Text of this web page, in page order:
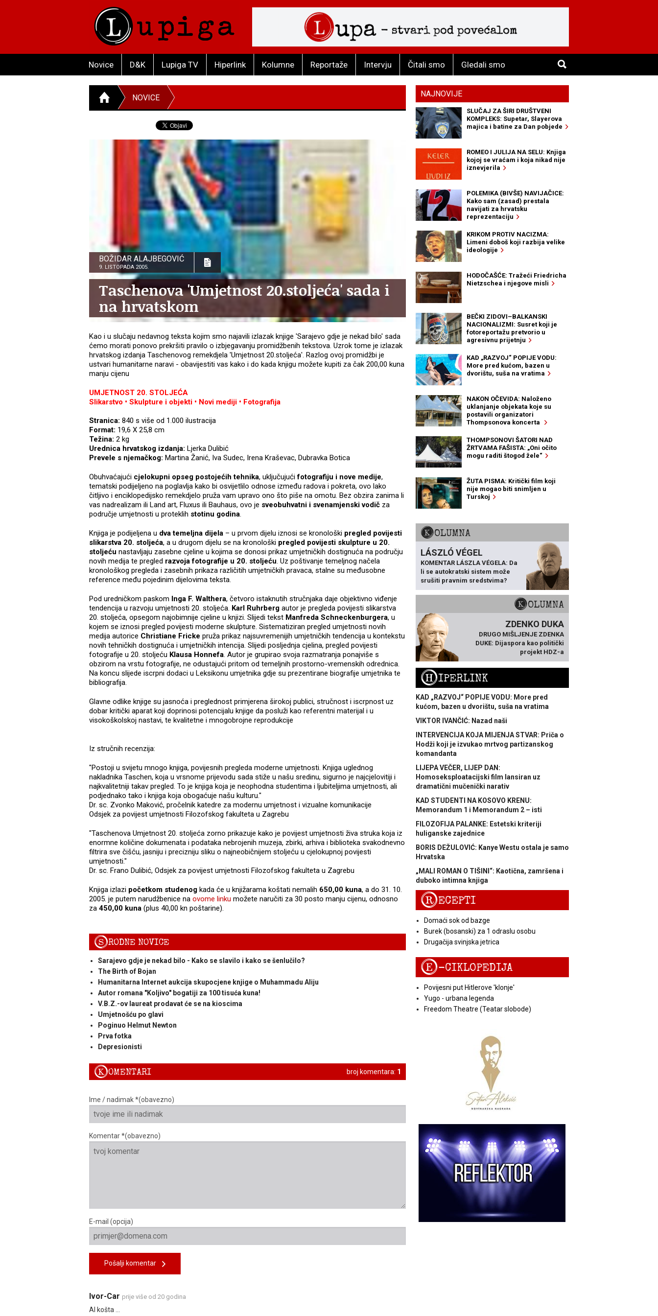
Novice D&K Lupiga TV Hiperlink Kolumne Reportaže Intervju Čitali smo Gledali smo
NOVICE
BOŽIDAR ALAJBEGOVIĆ
9. LISTOPADA 2005.
Taschenova 'Umjetnost 20.stoljeća' sada i
na hrvatskom
Kao i u slučaju nedavnog teksta kojim smo najavili izlazak knjige 'Sarajevo gdje je nekad bilo' sada
ćemo morati ponovo prekršiti pravilo o izbjegavanju promidžbenih tekstova. Uzrok tome je izlazak
hrvatskog izdanja Taschenovog remekdjela 'Umjetnost 20.stoljeća'. Razlog ovoj promidžbi je
ustvari humanitarne naravi - obavijestiti vas kako i do kada knjigu možete kupiti za čak 200,00 kuna
manju cijenu
UMJETNOST 20. STOLJEĆA
Slikarstvo • Skulpture i objekti • Novi mediji • Fotografija
Stranica: 840 s više od 1.000 ilustracija
Format: 19,6 X 25,8 cm
Težina: 2 kg
Urednica hrvatskog izdanja: Ljerka Dulibić
Prevele s njemačkog: Martina Žanić, Iva Sudec, Irena Kraševac, Dubravka Botica
Obuhvaćajući cjelokupni opseg postojećih tehnika, uključujućifotografiju i nove medije,
tematski podijeljeno na poglavlja kako bi osvijetlilo odnose između radova i pokreta, ovo lako
čitljivo i enciklopedijsko remekdjelo pruža vam upravo ono što piše na omotu. Bez obzira zanima li
vas nadrealizam ili Land art, Fluxus ili Bauhaus, ovo je sveobuhvatni i svenamjenski vodič za
područje umjetnosti u proteklih stotinu godina.
Knjiga je podijeljena u dva temeljna dijela – u prvom dijelu iznosi se kronološki pregled povijesti
slikarstva 20. stoljeća, a u drugom dijelu se na kronološki pregled povijesti skulpture u 20.
stoljeću nastavljaju zasebne cjeline u kojima se donosi prikaz umjetničkih dostignuća na području
novih medija te pregled razvoja fotografije u 20. stoljeću. Uz poštivanje temeljnog načela
kronološkog pregleda i zasebnih prikaza različitih umjetničkih pravaca, stalne su međusobne
reference među pojedinim dijelovima teksta.
Pod uredničkom paskom Inga F. Walthera, četvoro istaknutih stručnjaka daje objektivno viđenje
tendencija u razvoju umjetnosti 20. stoljeća. Karl Ruhrberg autor je pregleda povijesti slikarstva
20. stoljeća, opsegom najobimnije cjeline u knjizi. Slijedi tekst Manfreda Schneckenburgera, u
kojem se iznosi pregled povijesti moderne skulpture. Sistematiziran pregled umjetnosti novih
medija autorice Christiane Fricke pruža prikaz najsuvremenijih umjetničkih tendencija u kontekstu
novih tehničkih dostignuća i umjetničkih intencija. Slijedi posljednja cjelina, pregled povijesti
fotografije u 20. stoljeću Klausa Honnefa. Autor je grupirao svoja razmatranja ponajviše s
obzirom na vrstu fotografije, ne odustajući pritom od temeljnih prostorno-vremenskih odrednica.
Na koncu slijede iscrpni dodaci u Leksikonu umjetnika gdje su prezentirane biografije umjetnika te
bibliografija.
Glavne odlike knjige su jasnoća i preglednost primjerena širokoj publici, stručnost i iscrpnost uz
dobar kritički aparat koji doprinosi potencijalu knjige da posluži kao referentni materijal i u
visokoškolskoj nastavi, te kvalitetne i mnogobrojne reprodukcije
Iz stručnih recenzija:
"Postoji u svijetu mnogo knjiga, povijesnih pregleda moderne umjetnosti. Knjiga uglednog
nakladnika Taschen, koja u vrsnome prijevodu sada stiže u našu sredinu, sigurno je najcjelovitiji i
najkvalitetniji takav pregled. To je knjiga koja je neophodna studentima i ljubiteljima umjetnosti, ali
podjednako tako i knjiga koja obogaćuje našu kulturu."
Dr. sc. Zvonko Maković, pročelnik katedre za modernu umjetnost i vizualne komunikacije
Odsjek za povijest umjetnosti Filozofskog fakulteta u Zagrebu
"Taschenova Umjetnost 20. stoljeća zorno prikazuje kako je povijest umjetnosti živa struka koja iz
enormne količine dokumenata i podataka nebrojenih muzeja, zbirki, arhiva i biblioteka svakodnevno
filtrira sve čišću, jasniju i precizniju sliku o najneobičnijem stoljeću u cjelokupnoj povijesti
umjetnosti."
Dr. sc. Frano Dulibić, Odsjek za povijest umjetnosti Filozofskog fakulteta u Zagrebu
Knjiga izlazi početkom studenog kada će u knjižarama koštati nemalih 650,00 kuna, a do 31. 10.
2005. je putem narudžbenice na ovome linku možete naručiti za 30 posto manju cijenu, odnosno
za 450,00 kuna (plus 40,00 kn poštarine).
SRODNE NOVICE
Sarajevo gdje je nekad bilo - Kako se slavilo i kako se šenlučilo?
The Birth of Bojan
Humanitarna Internet aukcija skupocjene knjige o Muhammadu Aliju
Autor romana "Koljivo" bogatiji za 100 tisuća kuna!
V.B.Z.-ov laureat prodavat će se na kioscima
Umjetnošću po glavi
Poginuo Helmut Newton
Prva fotka
Depresionisti
broj komentara: 1
KOMENTARI
Ime / nadimak *(obavezno)
Komentar *(obavezno)
E-mail (opcija)
Pošalji komentar
Ivor-Car prije više od 20 godina
Al košta ...
NAJNOVIJE
SLUČAJ ZA ŠIRI DRUŠTVENI
KOMPLEKS: Supetar, Slayerova
majica i batine za Dan pobjede
ROMEO I JULIJA NA SELU: Knjiga
kojoj se vraćam i koja nikad nije
iznevjerila
POLEMIKA (BIVŠE) NAVIJAČICE:
Kako sam (zasad) prestala
navijati za hrvatsku
reprezentaciju
KRIKOM PROTIV NACIZMA:
Limeni doboš koji razbija velike
ideologije
HODOČAŠĆE: Tražeći Friedricha
Nietzschea i njegove misli
BEČKI ZIDOVI–BALKANSKI
NACIONALIZMI: Susret koji je
fotoreportažu pretvorio u
agresivnu prijetnju
KAD „RAZVOJ“ POPIJE VODU:
More pred kućom, bazen u
dvorištu, suša na vratima
NAKON OČEVIDA: Naloženo
uklanjanje objekata koje su
postavili organizatori
Thompsonova koncerta
THOMPSONOVI ŠATORI NAD
ŽRTVAMA FAŠISTA: „Oni očito
mogu raditi štogod žele“
ŽUTA PISMA: Kritički film koji
nije mogao biti snimljen u
Turskoj
KOLUMNA
LÁSZLÓ VÉGEL
KOMENTAR LÁSZLA VÉGELA: Da
li se autokratski sistem može
srušiti pravnim sredstvima?
KOLUMNA
ZDENKO DUKA
DRUGO MIŠLJENJE ZDENKA
DUKE: Dijaspora kao politički
projekt HDZ-a
HIPERLINK
KAD „RAZVOJ“ POPIJE VODU: More pred
kućom, bazen u dvorištu, suša na vratima
VIKTOR IVANČIĆ: Nazad naši
INTERVENCIJA KOJA MIJENJA STVAR: Priča o
Hodži koji je izvukao mrtvog partizanskog
komandanta
LIJEPA VEČER, LIJEP DAN:
Homoseksploatacijski film lansiran uz
dramatični mučenički narativ
KAD STUDENTI NA KOSOVO KRENU:
Memorandum 1 i Memorandum 2 – isti
FILOZOFIJA PALANKE: Estetski kriteriji
huliganske zajednice
BORIS DEŽULOVIĆ: Kanye Westu ostala je samo
Hrvatska
„MALI ROMAN O TIŠINI“: Kaotična, zamršena i
duboko intimna knjiga
RECEPTI
Domaći sok od bazge
Burek (bosanski) za 1 odraslu osobu
Drugačija svinjska jetrica
E-CIKLOPEDIJA
Povijesni put Hitlerove 'klonje'
Yugo - urbana legenda
Freedom Theatre (Teatar slobode)